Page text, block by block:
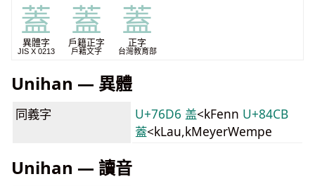
蓋
異體字
JIS X 0213
蓋
戶籍正字
戶籍文字
蓋
正字
台灣教育部
Unihan — 異體
同義字 U+76D6 盖<kFenn U+84CB
蓋<kLau,kMeyerWempe
Unihan — 讀音